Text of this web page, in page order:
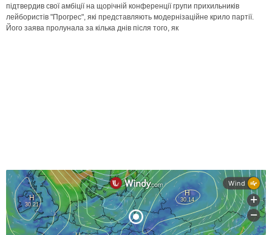
підтвердив свої амбіції на щорічній конференції групи прихильників
лейбористів "Прогрес", які представляють модернізаційне крило партії.
Його заява пролунала за кілька днів після того, як